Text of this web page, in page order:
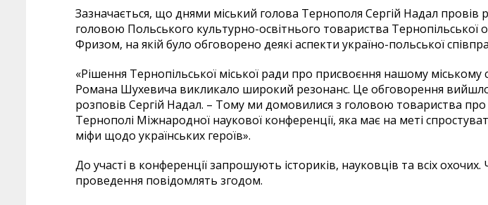
Зазначається, що днями міський голова Тернополя Сергій Надал провів
головою Польського культурно-освітнього товариства Тернопільської
Фризом, на якій було обговорено деякі аспекти україно-польської
«Рішення Тернопільської міської ради про присвоєння нашому міському
Романа Шухевича викликало широкий резонанс. Це обговорення вийшло
розповів Сергій Надал. – Тому ми домовилися з головою товариства
Тернополі Міжнародної наукової конференції, яка має на меті
міфи щодо українських героїв».
До участі в конференції запрошують істориків, науковців та всіх охочих.
проведення повідомлять згодом.